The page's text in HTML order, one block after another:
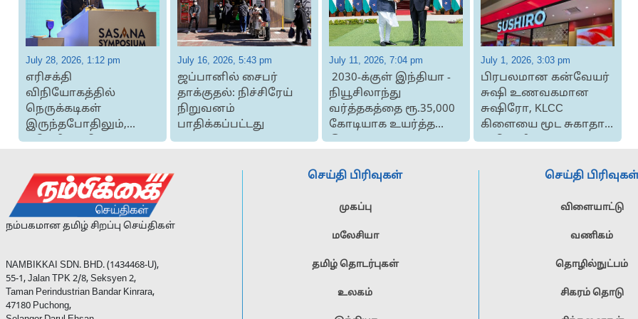
July 28, 2026, 1:12 pm
எரிசக்தி
விநியோகத்தில்
நெருக்கடிகள்
இருந்தபோதிலும்,
மலேசியாவின்
July 16, 2026, 5:43 pm
ஜப்பானில் சைபர்
தாக்குதல்: நிச்சிரேய்
நிறுவனம்
பாதிக்கப்பட்டது
July 11, 2026, 7:04 pm
2030-க்குள் இந்தியா -
நியூசிலாந்து
வர்த்தகத்தை ரூ.35,000
கோடியாக உயர்த்த
இலக்கு
July 1, 2026, 3:03 pm
பிரபலமான கன்வேயர்
சுஷி உணவகமான
சுஷிரோ, KLCC
கிளையை மூட சுகாதார
அதிகாரிகள் உத்தரவு
நம்பகமான தமிழ் சிறப்பு செய்திகள்
NAMBIKKAI SDN. BHD. (1434468-U),
55-1, Jalan TPK 2/8, Seksyen 2,
Taman Perindustrian Bandar Kinrara,
47180 Puchong,
செய்தி பிரிவுகள்
முகப்பு
மலேசியா
தமிழ் தொடர்புகள்
உலகம்
செய்தி
விளையாட்டு
வணிகம்
தொழில்நுட்பம்
சிகரம் தொடு